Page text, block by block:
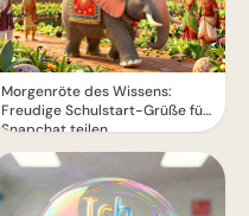
Morgenröte des Wissens:
Freudige Schulstart-Grüße für
Snapchat teilen